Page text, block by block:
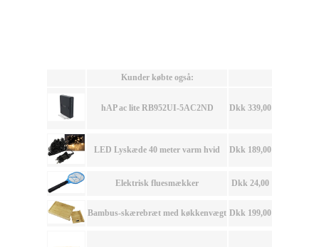
Kunder købte også:
hAP ac lite RB952UI-5AC2ND Dkk 339,00
LED Lyskæde 40 meter varm hvid Dkk 189,00
Elektrisk fluesmækker Dkk 24,00
Bambus-skærebræt med køkkenvægt Dkk 199,00